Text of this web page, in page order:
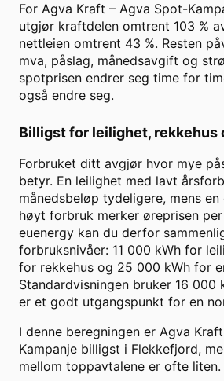
For Agva Kraft – Agva Spot-
utgjør kraftdelen omtrent 103 %
nettleien omtrent 43 %. Resten
mva, påslag, månedsavgift og
spotprisen endrer seg time for
også endre seg.
Billigst for leilighet, rekkehus
Forbruket ditt avgjør hvor mye
betyr. En leilighet med lavt
månedsbeløp tydeligere, mens
høyt forbruk merker øreprisen
euenergy kan du derfor
forbruksnivåer: 11 000 kWh for
for rekkehus og 25 000 kWh for
Standardvisningen bruker 16 000
er et godt utgangspunkt for en
I denne beregningen er Agva Kraft
Kampanje billigst i Flekkefjord,
mellom toppavtalene er ofte liten.